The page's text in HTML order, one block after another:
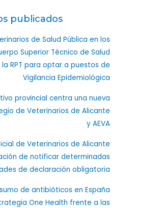
publicados
de Salud Pública en los
Superior Técnico de Salud
RPT para optar a puestos de
Vigilancia Epidemiológica
provincial centra una nueva
de Veterinarios de Alicante
y AEVA
de Veterinarios de Alicante
de notificar determinadas
de declaración obligatoria
de antibióticos en España
One Health frente a las